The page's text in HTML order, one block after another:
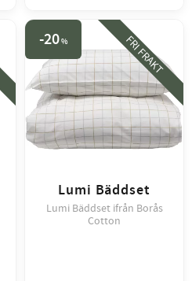
Lumi Bäddset
Lumi Bäddset ifrån Borås
Cotton
20% FRI FRAKT